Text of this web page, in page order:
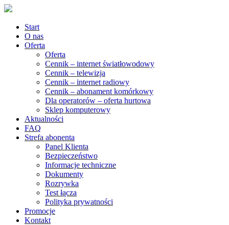
Start
O nas
Oferta
Oferta
Cennik – internet światłowodowy
Cennik – telewizja
Cennik – internet radiowy
Cennik – abonament komórkowy
Dla operatorów – oferta hurtowa
Sklep komputerowy
Aktualności
FAQ
Strefa abonenta
Panel Klienta
Bezpieczeństwo
Informacje techniczne
Dokumenty
Rozrywka
Test łącza
Polityka prywatności
Promocje
Kontakt